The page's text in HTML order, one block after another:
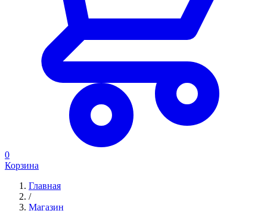
0
Корзина
Главная
/
Магазин